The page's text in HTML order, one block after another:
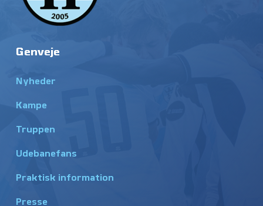
Genveje
Nyheder
Kampe
Truppen
Udebanefans
Praktisk information
Presse